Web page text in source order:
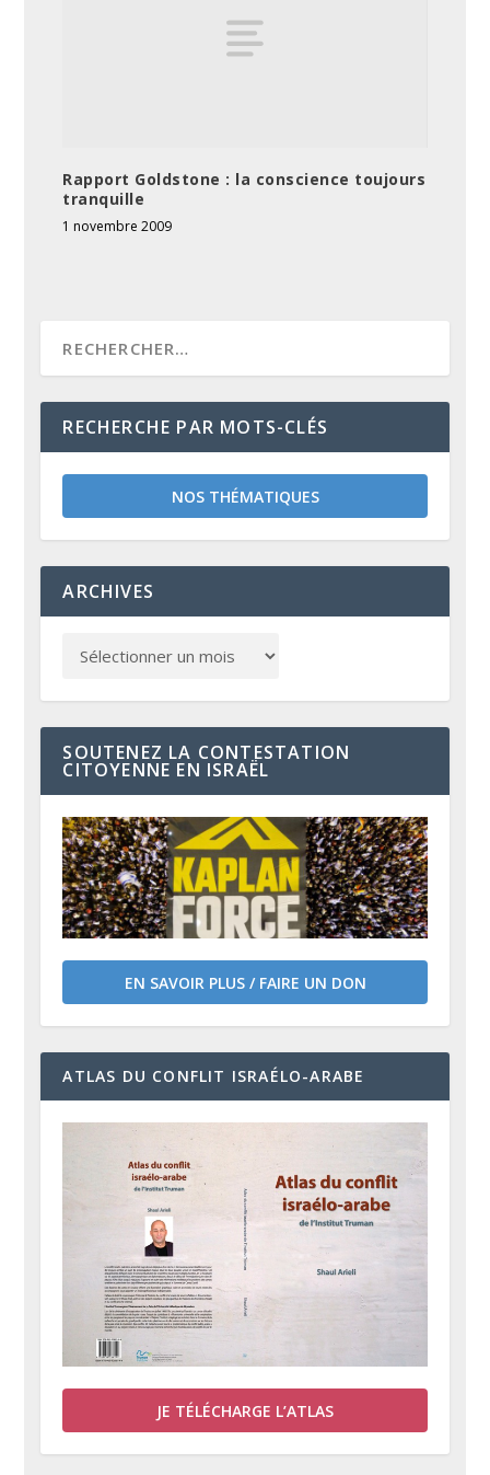
Rapport Goldstone : la conscience toujours
tranquille
1 novembre 2009
RECHERCHE PAR MOTS-CLÉS
NOS THÉMATIQUES
ARCHIVES
SOUTENEZ LA CONTESTATION
CITOYENNE EN ISRAËL
EN SAVOIR PLUS / FAIRE UN DON
ATLAS DU CONFLIT ISRAÉLO-ARABE
JE TÉLÉCHARGE L’ATLAS